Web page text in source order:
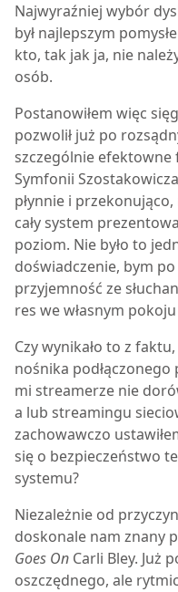
Najwyraźniej wybór
był najlepszym
kto, tak jak ja, nie
osób.
Postanowiłem więc
pozwolił już po
szczególnie efektowne
Symfonii
płynnie i
cały system
poziom. Nie było to
doświadczenie, bym
przyjemność ze
res we własnym
Czy wynikało to z
nośnika podłączonego
mi streamerze nie
a lub streamingu
zachowawczo
się o bezpieczeństwo
systemu?
Niezależnie od
doskonale nam znany
Goes On Carli Bley. Już
oszczędnego, ale